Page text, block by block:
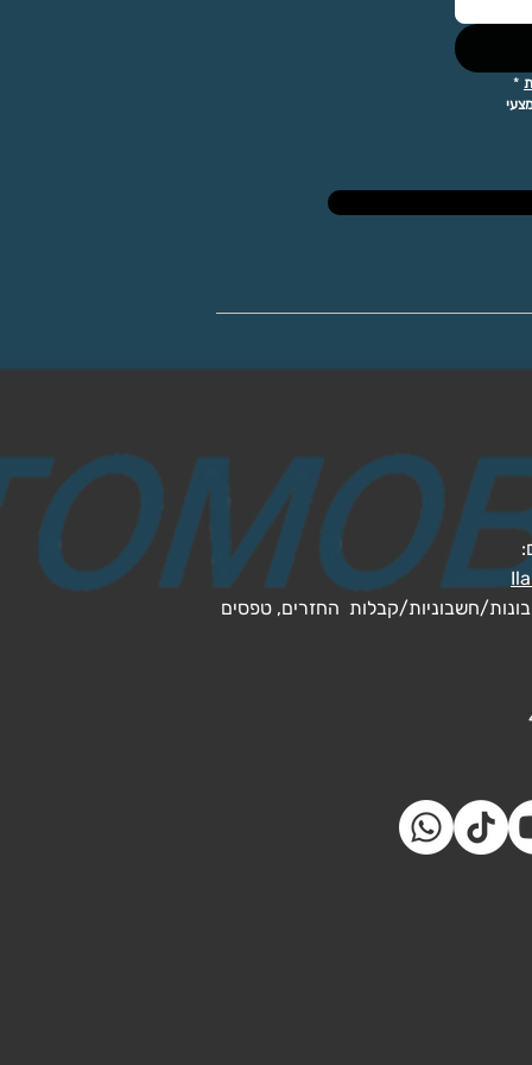
*
חשבוניות/קבלות החזרים, טפסים